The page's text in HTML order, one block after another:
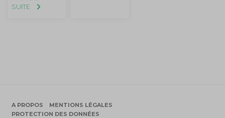
SUITE
A PROPOS
MENTIONS LÉGALES
PROTECTION DES DONNÉES